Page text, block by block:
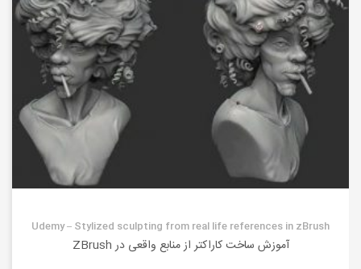
Udemy – Stylized sculpting from real life references in zBrush
آموزش ساخت کاراکتر از منابع واقعی در ZBrush